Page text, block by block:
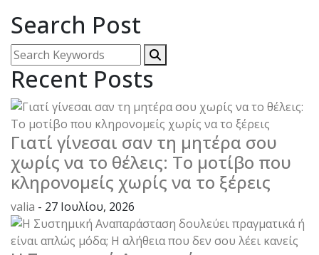
Search Post
Recent Posts
Γιατί γίνεσαι σαν τη μητέρα σου
χωρίς να το θέλεις: Το μοτίβο που
κληρονομείς χωρίς να το ξέρεις
valia - 27 Ιουλίου, 2026